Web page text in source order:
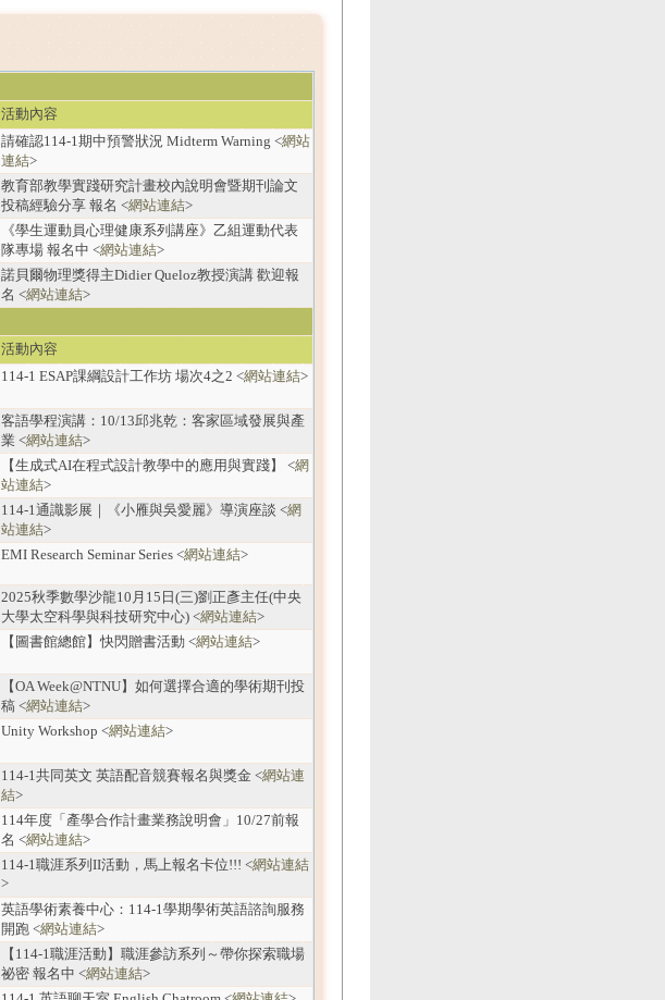
活動內容
請確認114-1期中預警狀況 Midterm Warning <網站
連結>
教育部教學實踐研究計畫校內說明會暨期刊論文
投稿經驗分享 報名 <網站連結>
《學生運動員心理健康系列講座》乙組運動代表
隊專場 報名中 <網站連結>
諾貝爾物理獎得主Didier Queloz教授演講 歡迎報
名 <網站連結>
活動內容
114-1 ESAP課綱設計工作坊 場次4之2 <網站連結>
客語學程演講：10/13邱兆乾：客家區域發展與產
業 <網站連結>
【生成式AI在程式設計教學中的應用與實踐】 <網
站連結>
114-1通識影展｜《小雁與吳愛麗》導演座談 <網
站連結>
EMI Research Seminar Series <網站連結>
2025秋季數學沙龍10月15日(三)劉正彥主任(中央
大學太空科學與科技研究中心) <網站連結>
【圖書館總館】快閃贈書活動 <網站連結>
【OA Week@NTNU】如何選擇合適的學術期刊投
稿 <網站連結>
Unity Workshop <網站連結>
114-1共同英文 英語配音競賽報名與獎金 <網站連
結>
114年度「產學合作計畫業務說明會」10/27前報
名 <網站連結>
114-1職涯系列II活動，馬上報名卡位!!! <網站連結
>
英語學術素養中心：114-1學期學術英語諮詢服務
開跑 <網站連結>
【114-1職涯活動】職涯參訪系列～帶你探索職場
祕密 報名中 <網站連結>